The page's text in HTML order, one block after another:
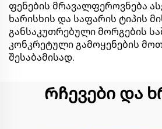
ფენების მრავალფეროვნება
ხარისხის და საფარის ტიპის
განსაკუთრებული მორგების
კონკრეტული გამოყენების
შესაბამისად.
Რჩევები და